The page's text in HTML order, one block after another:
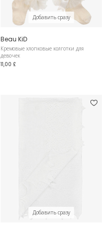
Добавить сразу
Beau KiD
Кремовые хлопковые колготки для
девочек
11,00 £
Добавить сразу